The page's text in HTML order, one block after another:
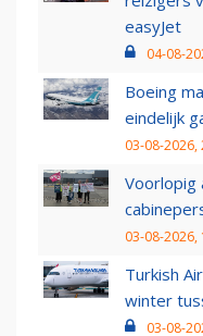
easyJet
04-08-
Boeing
eindelijk
03-08-2026,
Voorlopig
03-08-2026,
Turkish
winter
03-08-